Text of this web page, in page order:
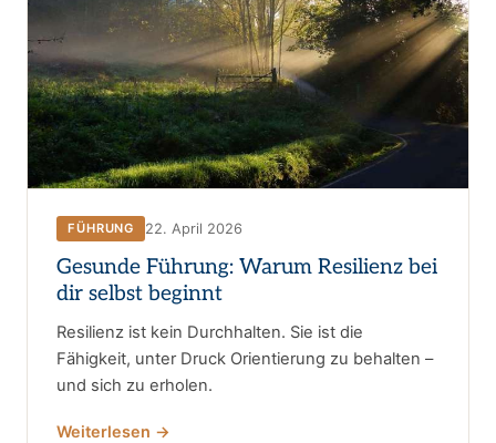
FÜHRUNG 22. April 2026
Gesunde Führung: Warum Resilienz bei
dir selbst beginnt
Resilienz ist kein Durchhalten. Sie ist die
Fähigkeit, unter Druck Orientierung zu behalten –
und sich zu erholen.
Weiterlesen →